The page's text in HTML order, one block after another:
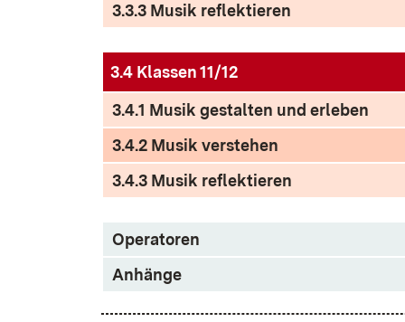
3.3.3 Musik reflektieren
3.4 Klassen 11/12
3.4.1 Musik gestalten und erleben
3.4.2 Musik verstehen
3.4.3 Musik reflektieren
Operatoren
Anhänge